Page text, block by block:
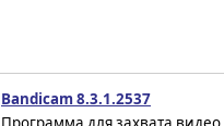
Bandicam 8.3.1.2537